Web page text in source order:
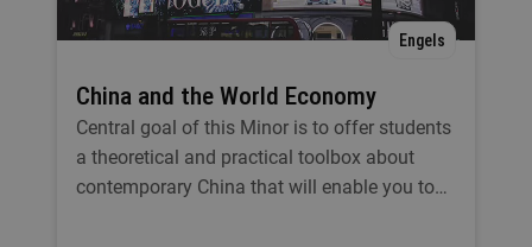
Engels
China and the World Economy
Central goal of this Minor is to offer students
a theoretical and practical toolbox about
contemporary China that will enable you to